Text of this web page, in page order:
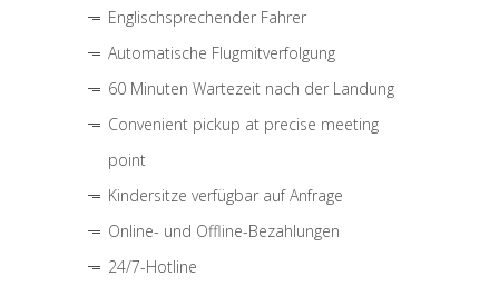
Englischsprechender Fahrer
Automatische Flugmitverfolgung
60 Minuten Wartezeit nach der Landung
Convenient pickup at precise meeting
point
Kindersitze verfügbar auf Anfrage
Online- und Offline-Bezahlungen
24/7-Hotline